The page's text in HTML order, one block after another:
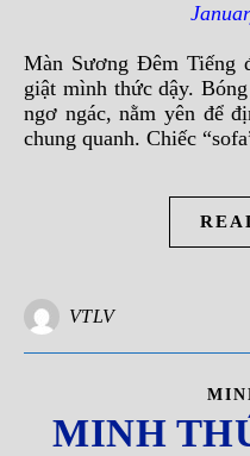
Màn Sương Đêm Tiếng đứa con nít khóc thét làm tôi
giật mình thức dậy.
ngơ ngác, nằm yên để
chung quanh. Chiếc
VTLV
MINH